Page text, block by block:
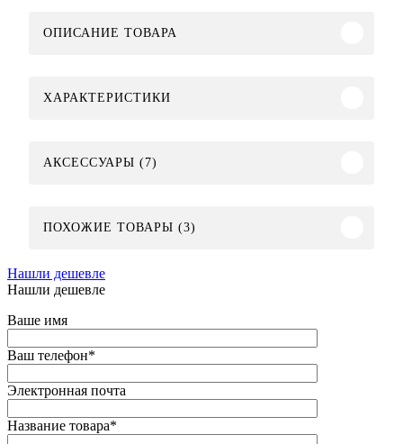
ОПИСАНИЕ ТОВАРА
ХАРАКТЕРИСТИКИ
АКСЕССУАРЫ (7)
ПОХОЖИЕ ТОВАРЫ (3)
Нашли дешевле
Нашли дешевле
Ваше имя
Ваш телефон*
Электронная почта
Название товара*